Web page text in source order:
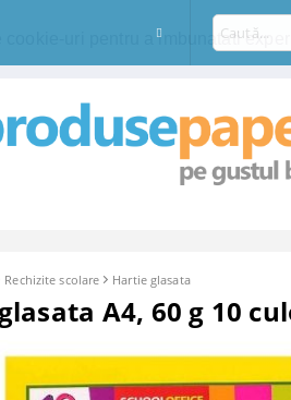
cookie-uri pentru a imbunatati
Rechizite scolare Hartie glasata
A4, 60 g 10